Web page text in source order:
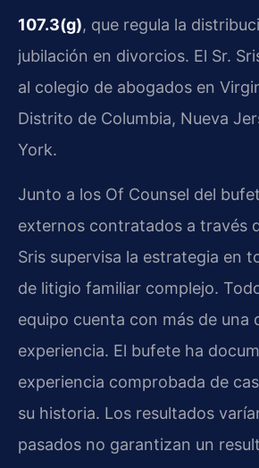
107.3(g), que regula la
jubilación en divorcios. El Sr.
al colegio de abogados en
Distrito de Columbia, Nueva
York.
Junto a los Of Counsel del
externos contratados a través
Sris supervisa la estrategia en
de litigio familiar complejo.
equipo cuenta con más de una
experiencia. El bufete ha
experiencia comprobada de
su historia. Los resultados
pasados no garantizan un